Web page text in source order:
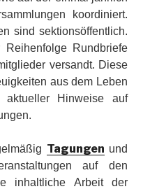
koordiniert.
sind sektionsöffentlich.
Rundbriefe
versandt. Diese
aus dem Leben
aktueller Hinweise auf
Tagungen und
auf den
inhaltliche Arbeit der